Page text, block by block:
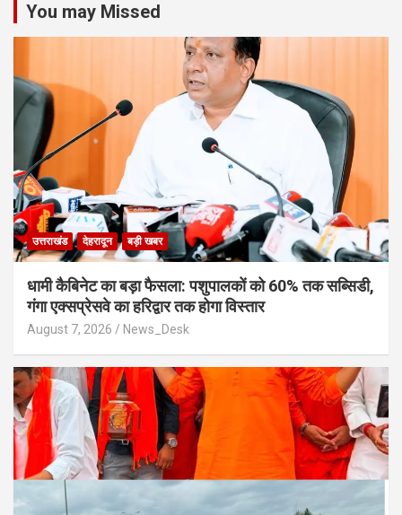
You may Missed
उत्तराखंड देहरादून बड़ी खबर
​धामी कैबिनेट का बड़ा फैसला: पशुपालकों को 60% तक सब्सिडी,
गंगा एक्सप्रेसवे का हरिद्वार तक होगा विस्तार
August 7, 2026 News_Desk